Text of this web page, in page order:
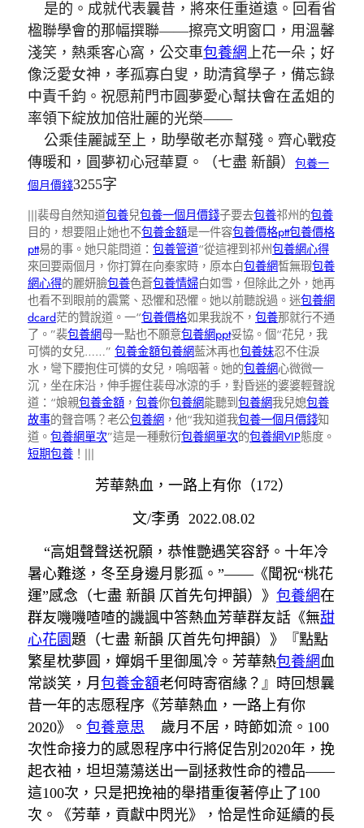
是的。成就代表曩昔，將來任重道遠。回看省
楹聯學會的那幅撰聯——擦亮文明窗口，用溫馨
淺笑，熱乘客心窩，公交車包養網上花一朵；好
像泛愛女神，孝孤寡白叟，助清貧學子，備忘錄
中責千鈞。祝愿荊門市圓夢愛心幫扶會在孟姐的
率領下綻放加倍壯麗的光榮——
公乘佳麗誠至上，助學敬老亦幫殘。齊心戰疫
傳暖和，圓夢初心冠華夏。（七盡 新韻）
包養一
個月價錢3255字
|||裴母自然知道包養兒包養一個月價錢子要去包養祁州的包養
目的，想要阻止她也不包養金額是一件容包養價格ptt包養價格
ptt易的事。她只能問道： 包養管道“從這裡到祁州包養網心得
來回要兩個月，你打算在向秦家時，原本白包養網皙無瑕包養
網心得的麗妍臉包養色蒼包養情婦白如雪，但除此之外，她再
也看不到眼前的震驚、恐懼和恐懼。她以前聽說過。迷包養網
dcard茫的贊說道。一“包養價格如果我說不， 包養那就行不通
了。”裴包養網母一點也不願意包養網ppt妥協。個“花兒，我
可憐的女兒……” 包養金額包養網藍沐再也包養妹忍不住淚
水，彎下腰抱住可憐的女兒，嗚咽著。她的包養網心微微一
沉，坐在床沿，伸手握住裴母冰涼的手，對昏迷的婆婆輕聲說
道：“娘親包養金額 ， 包養你包養網能聽到包養網我兒媳包養
故事的聲音嗎？老公包養網 ，他“我知道我包養一個月價錢知
道。 包養網單次”這是一種敷衍包養網單次的包養網VIP態度。
短期包養 ！|||
芳華熱血，一路上有你（172）
文/李勇 2022.08.02
“高姐聲聲送祝願，恭惟艷遇笑容舒。十年冷
暑心難遂，冬至身邊月影孤。”——《聞祝“桃花
運”感念（七盡 新韻 仄首先句押韻）》 包養網在
群友嘰嘰喳喳的譏諷中答熱血芳華群友話《無甜
心花園題（七盡 新韻 仄首先句押韻）》『點點
繁星枕夢圓，嬋娟千里御風冷。芳華熱包養網血
常談笑，月 包養金額老何時寄宿緣？』時回想曩
昔一年的志愿程序《芳華熱血，一路上有你
2020》。 包養意思 歲月不居，時節如流。100
次性命接力的感恩程序中行將促告別2020年，挽
起衣袖，坦坦蕩蕩送出一副拯救性命的禮品——
這100次，只是把挽袖的舉措重復著停止了100
次。《芳華，貢獻中閃光》，恰是性命延續的長